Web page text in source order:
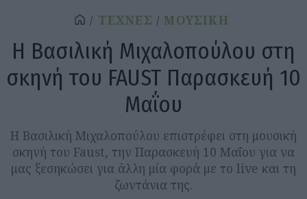
ΤΕΧΝΕΣ ΜΟΥΣΙΚΗ
Η Βασιλική Μιχαλοπούλου στη
σκηνή του FAUST Παρασκευή 10
Μαΐου
Η Βασιλική Μιχαλοπούλου επιστρέφει στη μουσική
σκηνή του Faust, την Παρασκευή 10 Μαΐου για να
μας ξεσηκώσει για άλλη μία φορά με το live και τη
ζωντάνια της.